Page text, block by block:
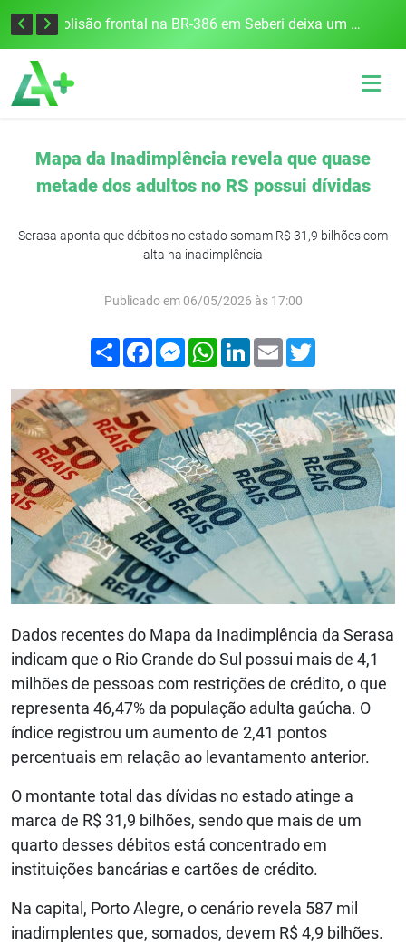
União Frederiquense vence o Gramadense fora de casa e assume a terceira posição na Divisão de Acesso Colisão frontal na BR-386 em Seberi deixa um morto e quatro feridos
Mapa da Inadimplência revela que quase
metade dos adultos no RS possui dívidas
Serasa aponta que débitos no estado somam R$ 31,9 bilhões com
alta na inadimplência
Publicado em 06/05/2026 às 17:00
Compartilhar
FacebookMessenger
WhatsApp
LinkedIn
Email
Dados recentes do Mapa da Inadimplência da Serasa
indicam que o Rio Grande do Sul possui mais de 4,1
milhões de pessoas com restrições de crédito, o que
representa 46,47% da população adulta gaúcha. O
índice registrou um aumento de 2,41 pontos
percentuais em relação ao levantamento anterior.
O montante total das dívidas no estado atinge a
marca de R$ 31,9 bilhões, sendo que mais de um
quarto desses débitos está concentrado em
instituições bancárias e cartões de crédito.
Na capital, Porto Alegre, o cenário revela 587 mil
inadimplentes que, somados, devem R$ 4,9 bilhões.